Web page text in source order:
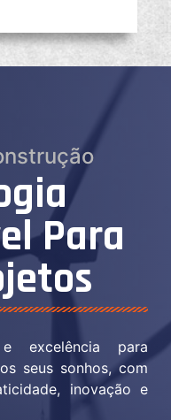
Para
excelência para
seus sonhos, com
inovação e